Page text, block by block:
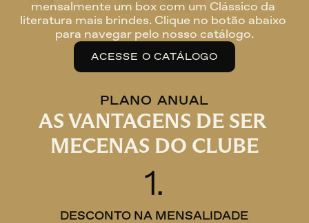
mensalmente um box com um Clássico da
literatura mais brindes. Clique no botão abaixo
para navegar pelo nosso catálogo.
ACESSE O CATÁLOGO
PLANO ANUAL
AS VANTAGENS DE SER
MECENAS DO CLUBE
1.
DESCONTO NA MENSALIDADE